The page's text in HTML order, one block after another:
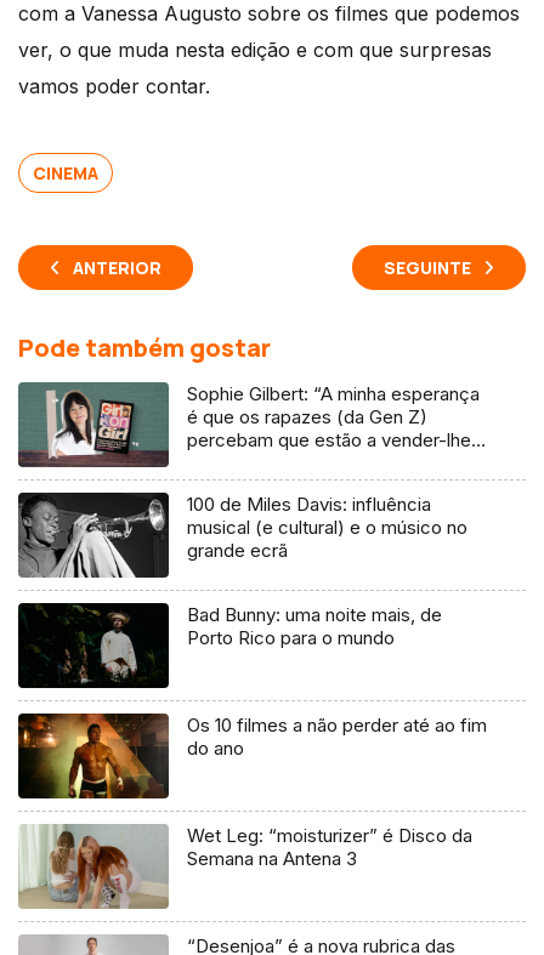
com a Vanessa Augusto sobre os filmes que podemos
ver, o que muda nesta edição e com que surpresas
vamos poder contar.
CINEMA
ANTERIOR SEGUINTE
Pode também gostar
Sophie Gilbert: “A minha esperança
é que os rapazes (da Gen Z)
percebam que estão a vender-lhes
100 de Miles Davis: influência
musical (e cultural) e o músico no
grande ecrã
Bad Bunny: uma noite mais, de
Porto Rico para o mundo
Os 10 filmes a não perder até ao fim
do ano
Wet Leg: “moisturizer” é Disco da
Semana na Antena 3
“Desenjoa” é a nova rubrica das